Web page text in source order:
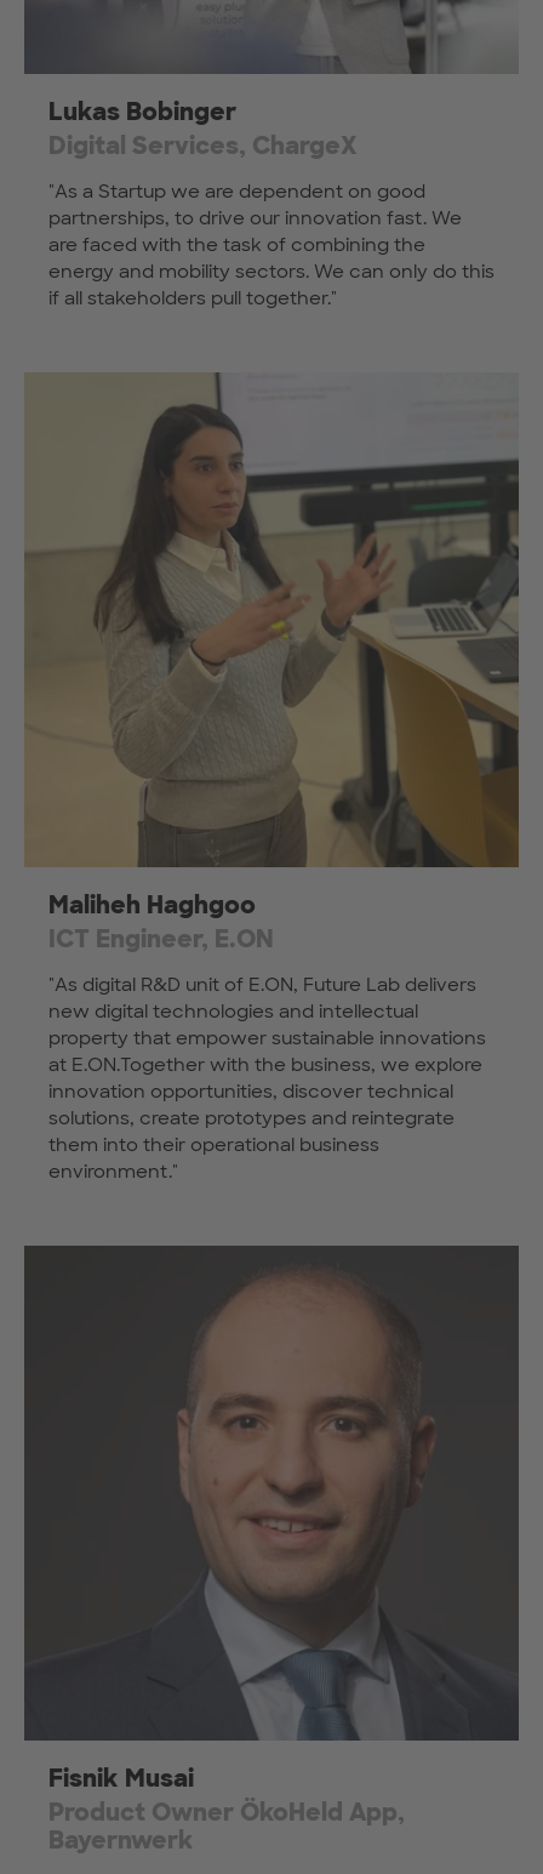
Lukas Bobinger
Digital Services, ChargeX
"As a Startup we are dependent on good
partnerships, to drive our innovation fast. We
are faced with the task of combining the
energy and mobility sectors. We can only do this
if all stakeholders pull together."
Maliheh Haghgoo
ICT Engineer, E.ON
"As digital R&D unit of E.ON, Future Lab delivers
new digital technologies and intellectual
property that empower sustainable innovations
at E.ON.Together with the business, we explore
innovation opportunities, discover technical
solutions, create prototypes and reintegrate
them into their operational business
environment."
Fisnik Musai
Product Owner ÖkoHeld App,
Bayernwerk